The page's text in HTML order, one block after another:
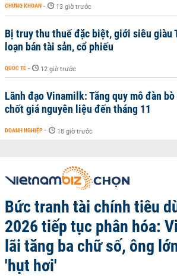
CHỨNG KHOÁN - 13 giờ trước
Bị truy thu thuế đặc biệt, giới siêu giàu
loạn bán tài sản, cổ phiếu
QUỐC TẾ - 12 giờ trước
Lãnh đạo Vinamilk: Tăng quy mô đàn
chốt giá nguyên liệu đến tháng 11
DOANH NGHIỆP - 18 giờ trước
Bức tranh tài chính tiêu
2026 tiếp tục phân hóa:
lãi tăng ba chữ số, ông
'hụt hơi'